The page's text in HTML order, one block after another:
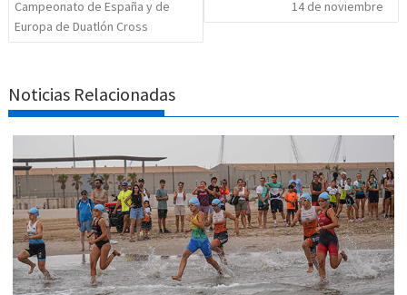
Campeonato de España y de
Europa de Duatlón Cross
14 de noviembre
Noticias Relacionadas